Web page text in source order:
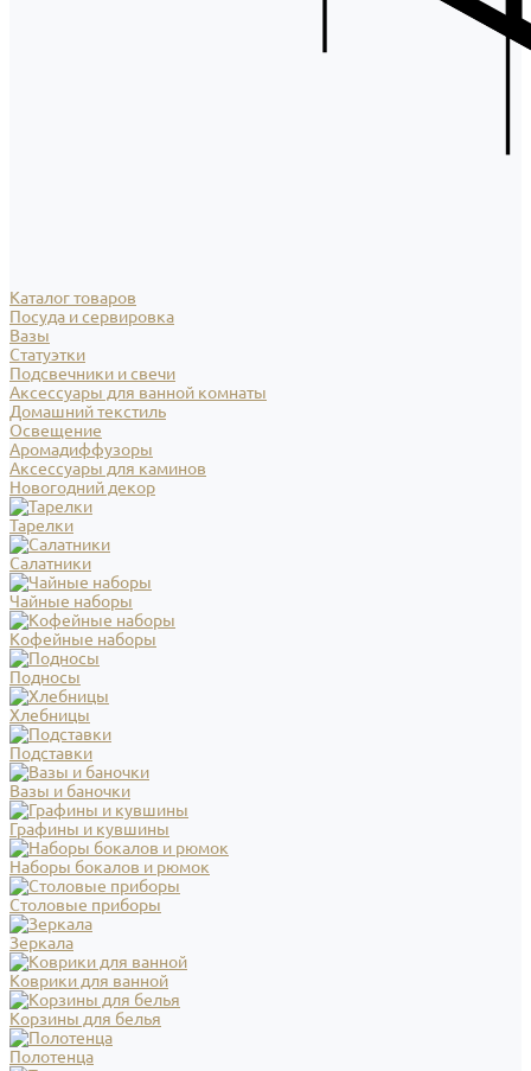
Каталог товаров
Посуда и сервировка
Вазы
Статуэтки
Подсвечники и свечи
Аксессуары для ванной комнаты
Домашний текстиль
Освещение
Аромадиффузоры
Аксессуары для каминов
Новогодний декор
Тарелки
Салатники
Чайные наборы
Кофейные наборы
Подносы
Хлебницы
Подставки
Вазы и баночки
Графины и кувшины
Наборы бокалов и рюмок
Столовые приборы
Зеркала
Коврики для ванной
Корзины для белья
Полотенца